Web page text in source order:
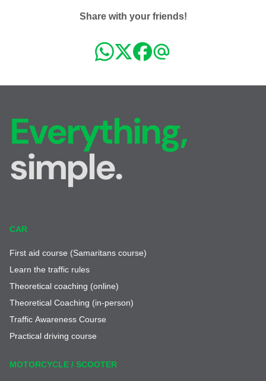
Share with your friends!
Everything,
simple.
CAR
First aid course (Samaritans course)
Learn the traffic rules
Theoretical coaching (online)
Theoretical Coaching (in-person)
Traffic Awareness Course
Practical driving course
MOTORCYCLE / SCOOTER